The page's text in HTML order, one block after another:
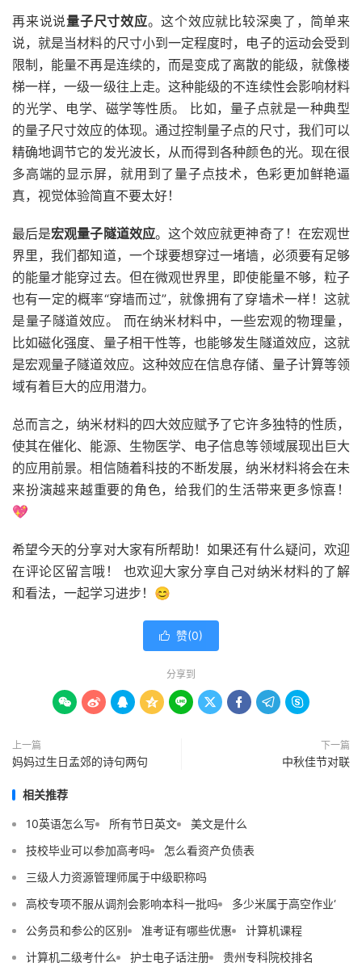
再来说说量子尺寸效应。这个效应就比较深奥了，简单来
说，就是当材料的尺寸小到一定程度时，电子的运动会受到
限制，能量不再是连续的，而是变成了离散的能级，就像楼
梯一样，一级一级往上走。这种能级的不连续性会影响材料
的光学、电学、磁学等性质。 比如，量子点就是一种典型
的量子尺寸效应的体现。通过控制量子点的尺寸，我们可以
精确地调节它的发光波长，从而得到各种颜色的光。现在很
多高端的显示屏，就用到了量子点技术，色彩更加鲜艳逼
真，视觉体验简直不要太好！
最后是宏观量子隧道效应。这个效应就更神奇了！在宏观世
界里，我们都知道，一个球要想穿过一堵墙，必须要有足够
的能量才能穿过去。但在微观世界里，即使能量不够，粒子
也有一定的概率“穿墙而过”，就像拥有了穿墙术一样！这就
是量子隧道效应。 而在纳米材料中，一些宏观的物理量，
比如磁化强度、量子相干性等，也能够发生隧道效应，这就
是宏观量子隧道效应。这种效应在信息存储、量子计算等领
域有着巨大的应用潜力。
总而言之，纳米材料的四大效应赋予了它许多独特的性质，
使其在催化、能源、生物医学、电子信息等领域展现出巨大
的应用前景。相信随着科技的不断发展，纳米材料将会在未
来扮演越来越重要的角色，给我们的生活带来更多惊喜！
💖
希望今天的分享对大家有所帮助！如果还有什么疑问，欢迎
在评论区留言哦！ 也欢迎大家分享自己对纳米材料的了解
和看法，一起学习进步！😊
 赞(0)
分享到
        
上一篇
妈妈过生日孟郊的诗句两句
下一篇
中秋佳节对联
相关推荐
10英语怎么写 所有节日英文
美文是什么
技校毕业可以参加高考吗
怎么看资产负债表
三级人力资源管理师属于中级职称吗
高校专项不服从调剂会影响本科一批吗
多少米属于高空作业‘
公务员和参公的区别
准考证有哪些优惠
计算机课程
计算机二级考什么
护士电子话注册 贵州专科院校排名